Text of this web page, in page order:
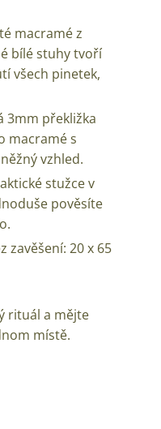
macramé z
bílé stuhy tvoří
všech pinetek,
3mm překližka
macramé s
vzhled.
stužce v
pověsíte
zavěšení: 20 x 65
rituál a mějte
místě.